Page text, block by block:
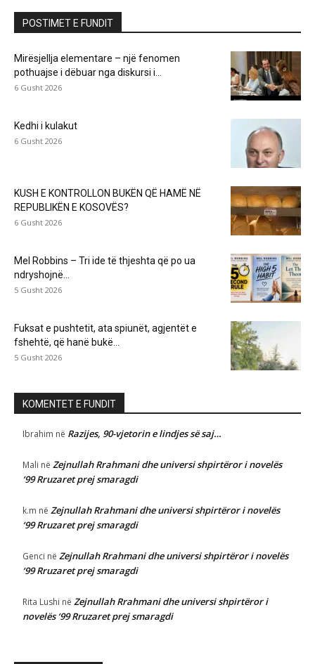
POSTIMET E FUNDIT
Mirësjellja elementare – një fenomen
pothuajse i dëbuar nga diskursi i...
6 Gusht 2026
Kedhi i kulakut
6 Gusht 2026
KUSH E KONTROLLON BUKËN QË HAMË NË
REPUBLIKËN E KOSOVËS?
6 Gusht 2026
Mel Robbins – Tri ide të thjeshta që po ua
ndryshojnë...
5 Gusht 2026
Fuksat e pushtetit, ata spiunët, agjentët e
fshehtë, që hanë bukë...
5 Gusht 2026
KOMENTET E FUNDIT
Ibrahim në Razijes, 90-vjetorin e lindjes së saj…
Mali në Zejnullah Rrahmani dhe universi shpirtëror i novelës
‘99 Rruzaret prej smaragdi
k.m në Zejnullah Rrahmani dhe universi shpirtëror i novelës
‘99 Rruzaret prej smaragdi
Genci në Zejnullah Rrahmani dhe universi shpirtëror i novelës
‘99 Rruzaret prej smaragdi
Rita Lushi në Zejnullah Rrahmani dhe universi shpirtëror i
novelës ‘99 Rruzaret prej smaragdi